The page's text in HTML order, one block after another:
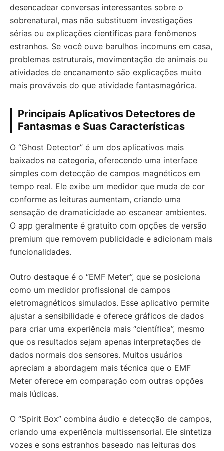
desencadear conversas interessantes sobre o
sobrenatural, mas não substituem investigações
sérias ou explicações científicas para fenômenos
estranhos. Se você ouve barulhos incomuns em casa,
problemas estruturais, movimentação de animais ou
atividades de encanamento são explicações muito
mais prováveis do que atividade fantasmagórica.
Principais Aplicativos Detectores de
Fantasmas e Suas Características
O “Ghost Detector” é um dos aplicativos mais
baixados na categoria, oferecendo uma interface
simples com detecção de campos magnéticos em
tempo real. Ele exibe um medidor que muda de cor
conforme as leituras aumentam, criando uma
sensação de dramaticidade ao escanear ambientes.
O app geralmente é gratuito com opções de versão
premium que removem publicidade e adicionam mais
funcionalidades.
Outro destaque é o “EMF Meter”, que se posiciona
como um medidor profissional de campos
eletromagnéticos simulados. Esse aplicativo permite
ajustar a sensibilidade e oferece gráficos de dados
para criar uma experiência mais “científica”, mesmo
que os resultados sejam apenas interpretações de
dados normais dos sensores. Muitos usuários
apreciam a abordagem mais técnica que o EMF
Meter oferece em comparação com outras opções
mais lúdicas.
O “Spirit Box” combina áudio e detecção de campos,
criando uma experiência multissensorial. Ele sintetiza
vozes e sons estranhos baseado nas leituras dos